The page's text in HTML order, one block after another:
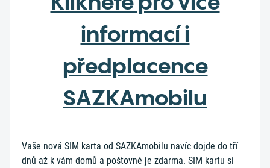
informací i
předplacence
SAZKAmobilu
Vaše nová SIM karta od SAZKAmobilu navíc dojde do tří
dnů až k vám domů a poštovné je zdarma. SIM kartu si